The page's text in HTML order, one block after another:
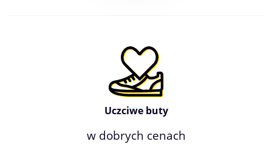
Uczciwe buty
w dobrych cenach